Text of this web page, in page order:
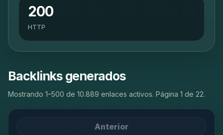
200
HTTP
Backlinks generados
Mostrando 1–500 de 10.889 enlaces activos. Página 1 de 22.
Anterior